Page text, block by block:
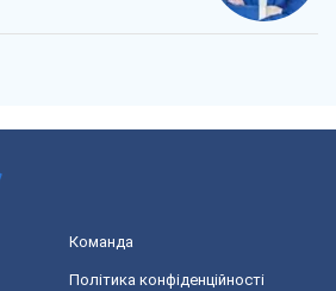
Команда
Політика конфіденційності